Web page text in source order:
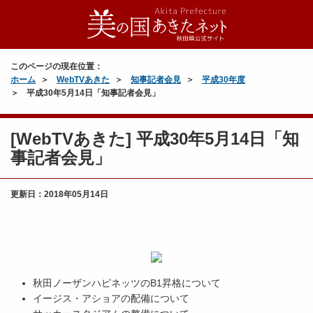
このページの現在位置：
ホーム
WebTVあきた 知事記者会見
平成30年度
平成30年5月14日「知事記者会見」
[WebTVあきた] 平成30年5月14日「知
事記者会見」
更新日： 2018年05月14日
秋田ノーザンハピネッツのB1昇格について
イージス・アショアの配備について